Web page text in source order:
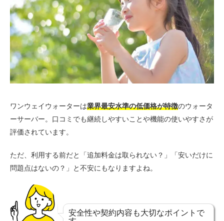
ワンウェイウォーターは業界最安水準の低価格が特徴のウォータ
ーサーバー。口コミでも継続しやすいことや機能の使いやすさが
評価されています。
ただ、利用する前だと「追加料金は取られない？」「安いだけに
問題点はないの？」と不安にもなりますよね。
安全性や契約内容も大切なポイントで